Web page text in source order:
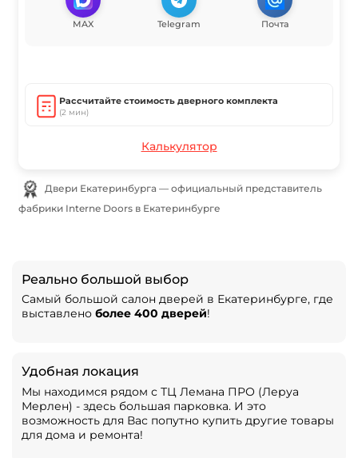
MAX Telegram Почта
Рассчитайте стоимость дверного комплекта
(2 мин)
Калькулятор
Двери Екатеринбурга — официальный представитель
фабрики Interne Doors в Екатеринбурге
Реально большой выбор
Самый большой салон дверей в Екатеринбурге, где
выставлено более 400 дверей!
Удобная локация
Мы находимся рядом с ТЦ Лемана ПРО (Леруа
Мерлен) - здесь большая парковка. И это
возможность для Вас попутно купить другие товары
для дома и ремонта!